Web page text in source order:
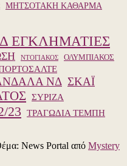
ΜΗΤΣΟΤΑΚΗ ΚΑΘΑΡΜΑ
ΕΓΚΛΗΜΑΤΙΕΣ
ΝΤΟΓΙΑΚΟΣ ΟΛΥΜΠΙΑΚΟΣ
ΝΔ ΣΚΑΪ
ΣΥΡΙΖΑ
23 ΤΡΑΓΩΔΙΑ ΤΕΜΠΗ
News Portal από Mystery